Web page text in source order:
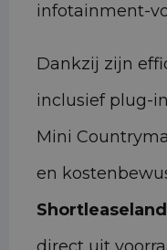
infotainment-
Dankzij zijn
inclusief plug-
Mini
en
Shortleaseland